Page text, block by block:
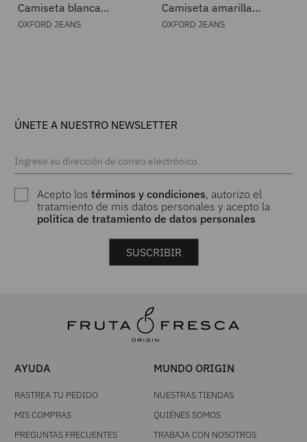
Camiseta blanca
estampado frontal para
OXFORD JEANS
Camiseta amarilla
estampado frontal para
OXFORD JEANS
ÚNETE A NUESTRO NEWSLETTER
Acepto lostérminos y condiciones, autorizo el
tratamiento de mis datos personales y acepto la
politica de tratamiento de datos personales
SUSCRIBIR
AYUDA
RASTREA TU PEDIDO
MIS COMPRAS
PREGUNTAS FRECUENTES
MUNDO ORIGIN
NUESTRAS TIENDAS
QUIÉNES SOMOS
TRABAJA CON NOSOTROS